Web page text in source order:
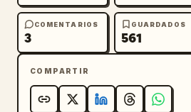
COMENTARIOS
3
GUARDADOS
561
COMPARTIR